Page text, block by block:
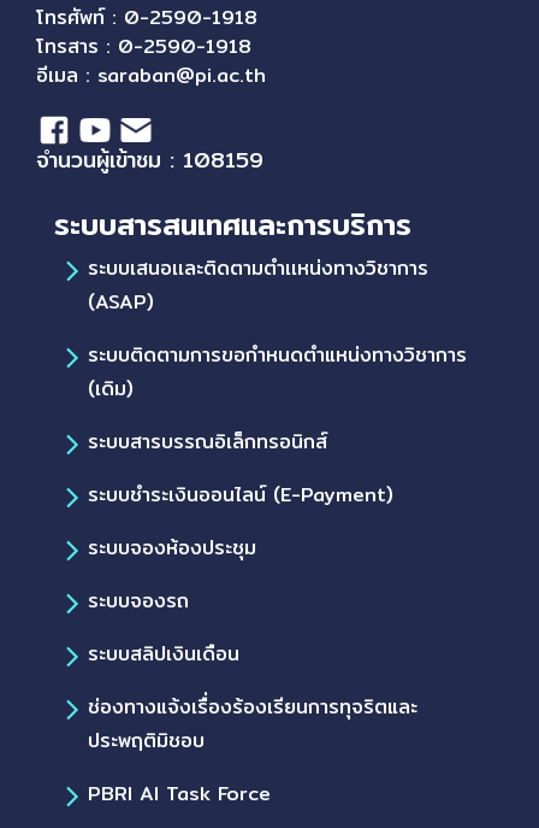
โทรศัพท์ : 0-2590-1918
โทรสาร : 0-2590-1918
อีเมล : saraban@pi.ac.th
จำนวนผู้เข้าชม : 108159
ระบบสารสนเทศและการบริการ
ระบบเสนอเเละติดตามตำเเหน่งทางวิชาการ
(ASAP)
ระบบติดตามการขอกำหนดตำแหน่งทางวิชาการ
(เดิม)
ระบบสารบรรณอิเล็กทรอนิกส์
ระบบชำระเงินออนไลน์ (E-Payment)
ระบบจองห้องประชุม
ระบบจองรถ
ระบบสลิปเงินเดือน
ช่องทางแจ้งเรื่องร้องเรียนการทุจริตและ
ประพฤติมิชอบ
PBRI AI Task Force